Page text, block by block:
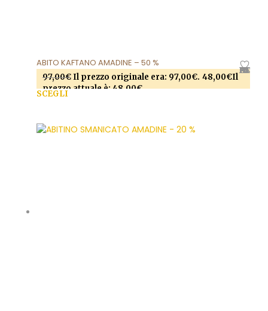
AGGIUNGI ALLA LISTA DEI DESIDERI
ABITO KAFTANO AMADINE – 50 %
97,00€ Il prezzo originale era: 97,00€. 48,00€Il
prezzo attuale è: 48,00€.
SCEGLI
possono essere scelte nella pagina del prodotto